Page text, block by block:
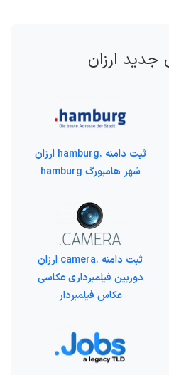
جدید ارزان
ثبت دامنه .hamburg ارزان
شهر هامبورگ hamburg
ثبت دامنه .camera ارزان
دوربین فیلمبرداری عکاسی
عکاس فیلمبردار